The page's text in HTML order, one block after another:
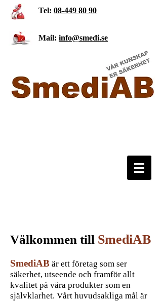
Tel: 08-449 80 90
Mail: info@smedi.se
Välkommen till SmediAB
SmediAB är ett företag som ser
säkerhet, utseende och framför allt
kvalitet på våra produkter som en
självklarhet. Vårt huvudsakliga mål är